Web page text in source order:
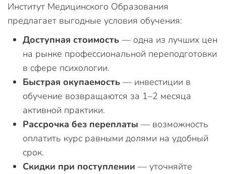
Институт Медицинского Образования
предлагает выгодные условия обучения:
Доступная стоимость — одна из лучших цен
на рынке профессиональной переподготовки
в сфере психологии.
Быстрая окупаемость — инвестиции в
обучение возвращаются за 1–2 месяца
активной практики.
Рассрочка без переплаты — возможность
оплатить курс равными долями на удобный
срок.
Скидки при поступлении — уточняйте